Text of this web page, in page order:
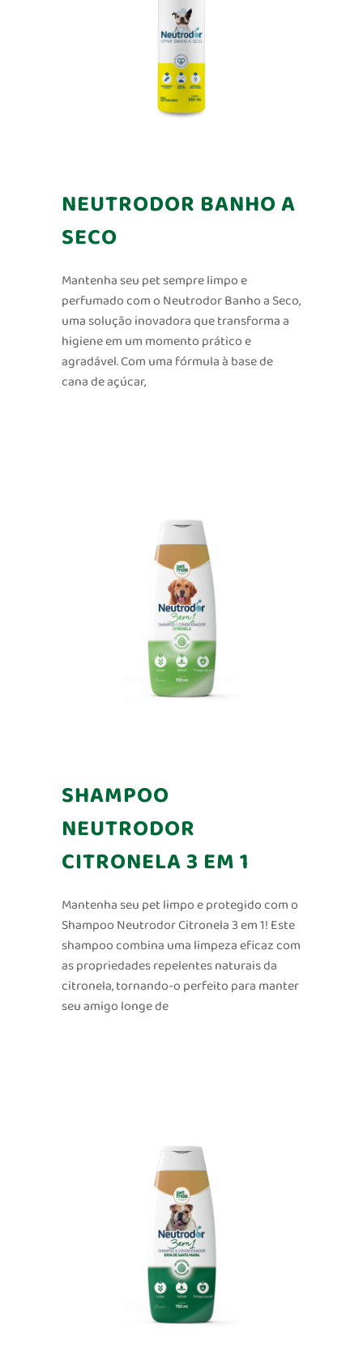
NEUTRODOR BANHO A
SECO
Mantenha seu pet sempre limpo e
perfumado com o Neutrodor Banho a Seco,
uma solução inovadora que transforma a
higiene em um momento prático e
agradável. Com uma fórmula à base de
cana de açúcar,
SHAMPOO
NEUTRODOR
CITRONELA 3 EM 1
Mantenha seu pet limpo e protegido com o
Shampoo Neutrodor Citronela 3 em 1! Este
shampoo combina uma limpeza eficaz com
as propriedades repelentes naturais da
citronela, tornando-o perfeito para manter
seu amigo longe de